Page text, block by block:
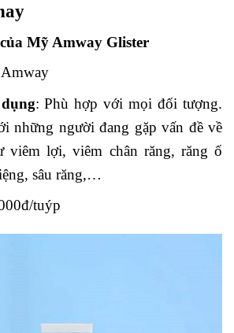
Mỹ Amway Glister
: Phù hợp với mọi đối tượng.
những người đang gặp vấn đề về
viêm lợi, viêm chân răng, răng ố
sâu răng,…
tuýp